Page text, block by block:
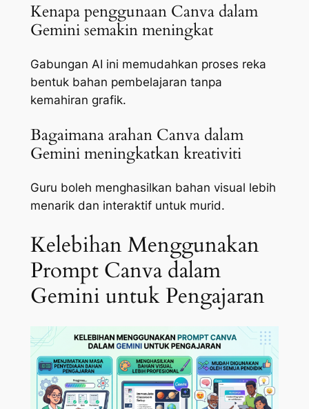
Kenapa penggunaan Canva dalam
Gemini semakin meningkat
Gabungan AI ini memudahkan proses reka
bentuk bahan pembelajaran tanpa
kemahiran grafik.
Bagaimana arahan Canva dalam
Gemini meningkatkan kreativiti
Guru boleh menghasilkan bahan visual lebih
menarik dan interaktif untuk murid.
Kelebihan Menggunakan
Prompt Canva dalam
Gemini untuk Pengajaran